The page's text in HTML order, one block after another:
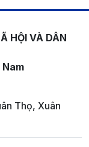
HỘI VÀ DÂN
Thọ, Xuân